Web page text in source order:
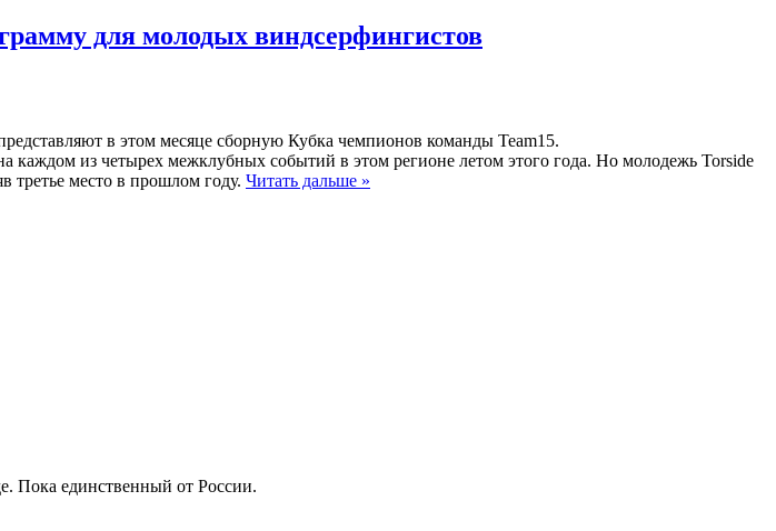
для молодых виндсерфингистов
в этом месяце сборную Кубка чемпионов команды Team15.
из четырех межклубных событий в этом регионе летом этого года. Но молодежь Torside
третье место в прошлом году. Читать дальше »
Пока единственный от России.